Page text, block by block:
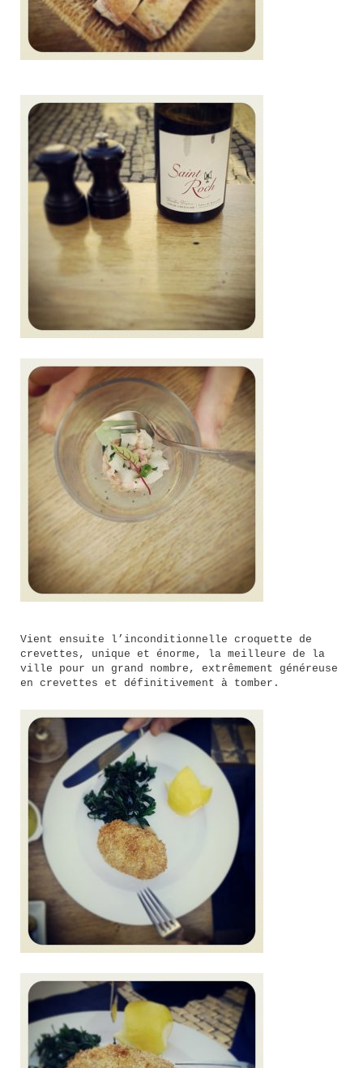
Vient ensuite l’inconditionnelle croquette de
crevettes, unique et énorme, la meilleure de la
ville pour un grand nombre, extrêmement généreuse
en crevettes et définitivement à tomber.